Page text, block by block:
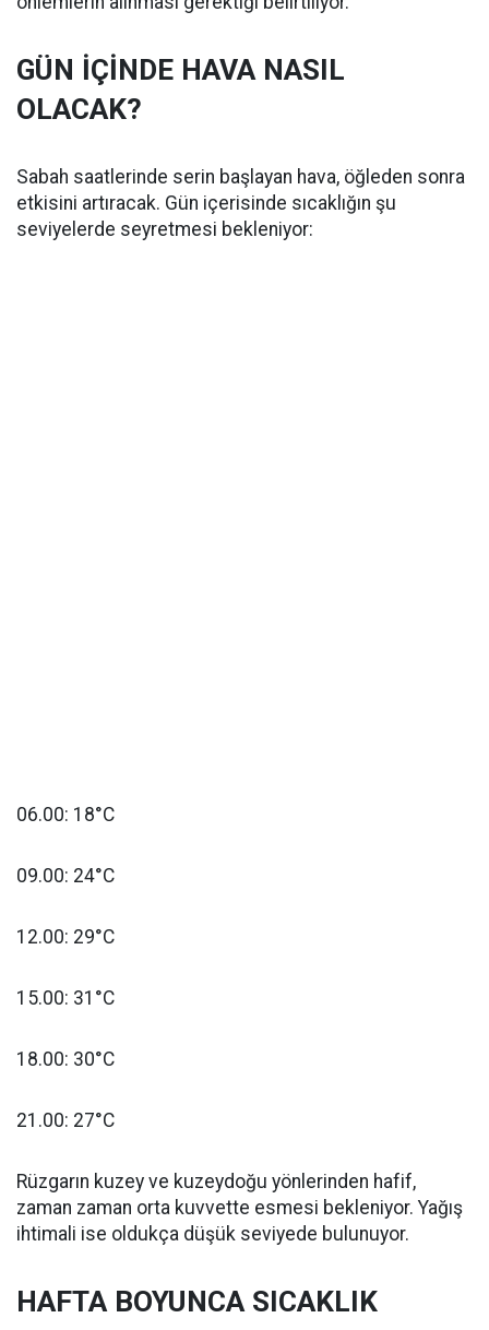
GÜN İÇİNDE HAVA NASIL
OLACAK?
Sabah saatlerinde serin başlayan hava, öğleden sonra
etkisini artıracak. Gün içerisinde sıcaklığın şu
seviyelerde seyretmesi bekleniyor:
06.00: 18°C
09.00: 24°C
12.00: 29°C
15.00: 31°C
18.00: 30°C
21.00: 27°C
Rüzgarın kuzey ve kuzeydoğu yönlerinden hafif,
zaman zaman orta kuvvette esmesi bekleniyor. Yağış
ihtimali ise oldukça düşük seviyede bulunuyor.
HAFTA BOYUNCA SICAKLIK